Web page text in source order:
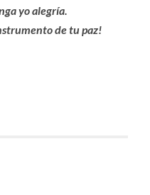
yo alegría.
de tu paz!